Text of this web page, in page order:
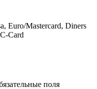
Euro/Mastercard, Diners
Card
поля